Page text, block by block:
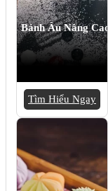
Bánh Âu Nâng Cao
Tìm Hiểu Ngay